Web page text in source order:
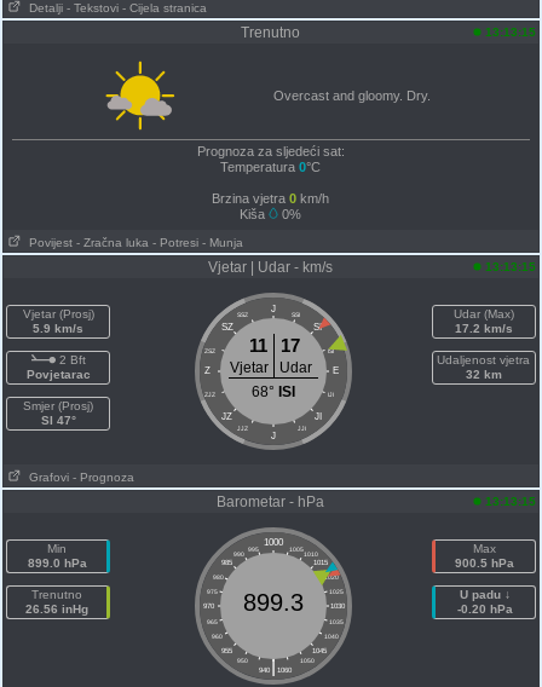
Detalji - Tekstovi - Cijela stranica
Trenutno 13:13:15
Overcast and gloomy. Dry.
Prognoza za sljedeći sat:
Temperatura0°C
Brzina vjetra 0 km/h
Kiša
0%
Povijest - Zračna luka - Potresi - Munja
Vjetar | Udar - km/s 13:13:15
Vjetar (Prosj)
5.9 km/s
2 Bft
Povjetarac
Smjer (Prosj)
SI 47°
J
SSZ SSI
SZ SI
ZSZ ISI
Z E
ZJZ IJI
JZ JI
JJZ JJI
J
11 17
Vjetar
Udar
68° ISI
Udar (Max)
17.2 km/s
Udaljenost vjetra
32 km
Grafovi - Prognoza
Barometar - hPa 13:13:15
Min
899.0 hPa
Trenutno
26.56 inHg
1000
995 1005
990
1010
985
1015
980
1020
975
1025
970
1030
965
1035
960
1040
955
1045
950
1050
|
940 1060
899.3
Max
900.5 hPa
U padu ↓
-0.20 hPa